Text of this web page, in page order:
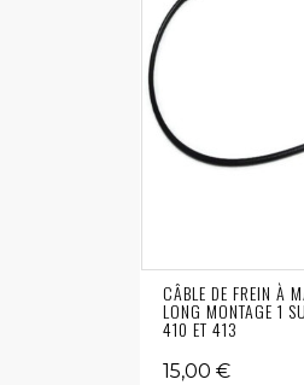
CÂBLE DE FREIN À
LONG MONTAGE 1
410 ET 413
15,00 €